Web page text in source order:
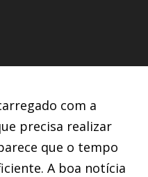
com a
precisa realizar
que o tempo
A boa notícia